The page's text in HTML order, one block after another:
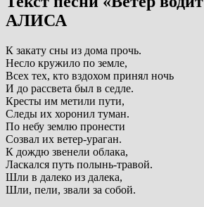
АЛИСА
К закату сны из дома прочь.
Несло кружило по земле,
Всех тех, кто вздохом принял ночь
И до рассвета был в седле.
Кресты им метили пути,
Следы их хоронил туман.
По небу землю пронести
Созвал их ветер-ураган.
К дождю звенели облака,
Ласкался путь полынь-травой.
Шли в далеко из далека,
Шли, пели, звали за собой.